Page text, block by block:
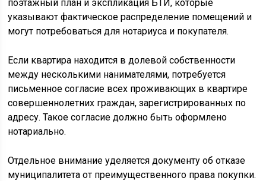
поэтажный план и экспликация БТИ, которые
указывают фактическое распределение помещений и
могут потребоваться для нотариуса и покупателя.
Если квартира находится в долевой собственности
между несколькими нанимателями, потребуется
письменное согласие всех проживающих в квартире
совершеннолетних граждан, зарегистрированных по
адресу. Такое согласие должно быть оформлено
нотариально.
Отдельное внимание уделяется документу об отказе
муниципалитета от преимущественного права покупки.